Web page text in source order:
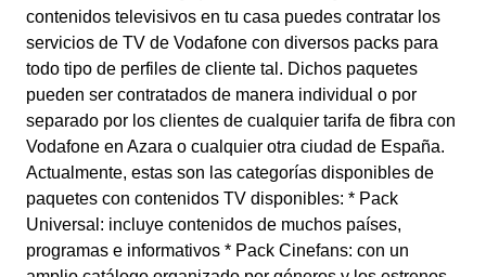
contenidos televisivos en tu casa puedes contratar los
servicios de TV de Vodafone con diversos packs para
todo tipo de perfiles de cliente tal. Dichos paquetes
pueden ser contratados de manera individual o por
separado por los clientes de cualquier tarifa de fibra con
Vodafone en Azara o cualquier otra ciudad de España.
Actualmente, estas son las categorías disponibles de
paquetes con contenidos TV disponibles: * Pack
Universal: incluye contenidos de muchos países,
programas e informativos * Pack Cinefans: con un